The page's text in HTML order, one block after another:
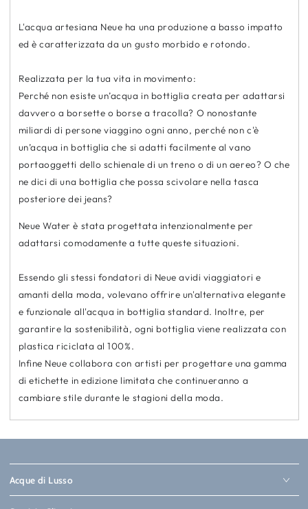
L'acqua artesiana Neue ha una produzione a basso impatto
ed è caratterizzata da un gusto morbido e rotondo.
Realizzata per la tua vita in movimento:
Perché non esiste un’acqua in bottiglia creata per adattarsi
davvero a borsette o borse a tracolla? O nonostante
miliardi di persone viaggino ogni anno, perché non c'è
un’acqua in bottiglia che si adatti facilmente al vano
portaoggetti dello schienale di un treno o di un aereo? O che
ne dici di una bottiglia che possa scivolare nella tasca
posteriore dei jeans?
Neue Water è stata progettata intenzionalmente per
adattarsi comodamente a tutte queste situazioni.
Essendo gli stessi fondatori di Neue avidi viaggiatori e
amanti della moda, volevano offrire un'alternativa elegante
e funzionale all'acqua in bottiglia standard. Inoltre, per
garantire la sostenibilità, ogni bottiglia viene realizzata con
plastica riciclata al 100%.
Infine Neue collabora con artisti per progettare una gamma
di etichette in edizione limitata che continueranno a
cambiare stile durante le stagioni della moda.
Acque di Lusso